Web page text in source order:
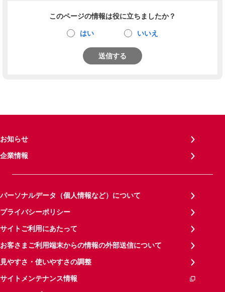
このページの情報は役に立ちましたか？
はい いいえ
送信する
お知らせ
企業情報
パーソナルデータ（個人情報など）について
プライバシーポリシー
サイトご利用にあたって
お客さまご利用端末からの情報の外部送信について
見やすさ・使いやすさの調整
サイトメンテナンス情報